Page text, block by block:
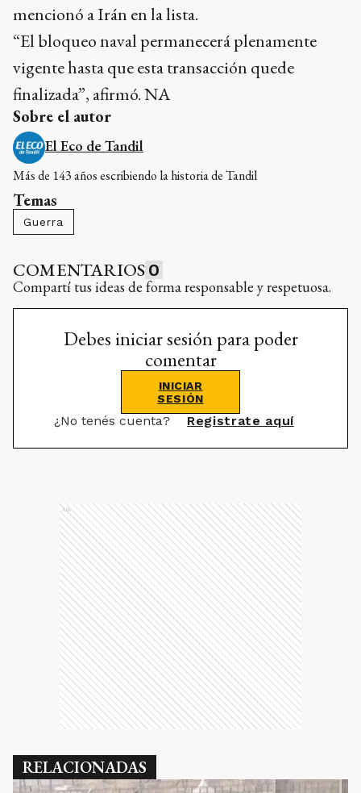
mencionó a Irán en la lista.
“El bloqueo naval permanecerá plenamente
vigente hasta que esta transacción quede
finalizada”, afirmó. NA
Sobre el autor
El Eco de Tandil
Más de 143 años escribiendo la historia de Tandil
Temas
Guerra
COMENTARIOS 0
Compartí tus ideas de forma responsable y respetuosa.
Debes iniciar sesión para poder
comentar
INICIAR
SESIÓN
¿No tenés cuenta? Registrate aquí
Ads
RELACIONADAS